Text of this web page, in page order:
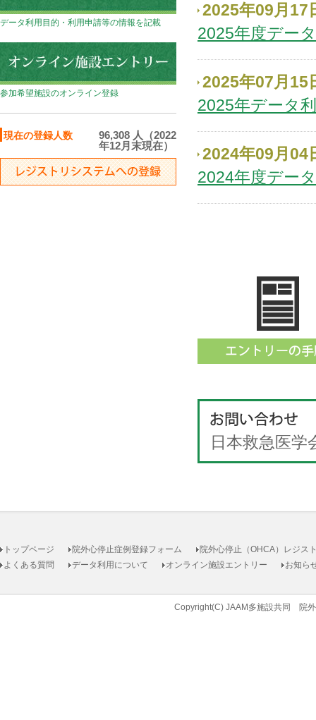
データ利用目的・利用申請等の情報を記載
参加希望施設のオンライン登録
現在の登録人数
96,308 人（2022
年12月末現在）
2025年09月17
2025年度デー
2025年07月15
2025年データ
2024年09月04
2024年度デー
日本救急
トップページ 院外心停止症例登録フォーム
院外心停止（OHCA）レジス
よくある質問
データ利用について オンライン施設エントリー お知ら
Copyright(C) JAAM多施設共同 院